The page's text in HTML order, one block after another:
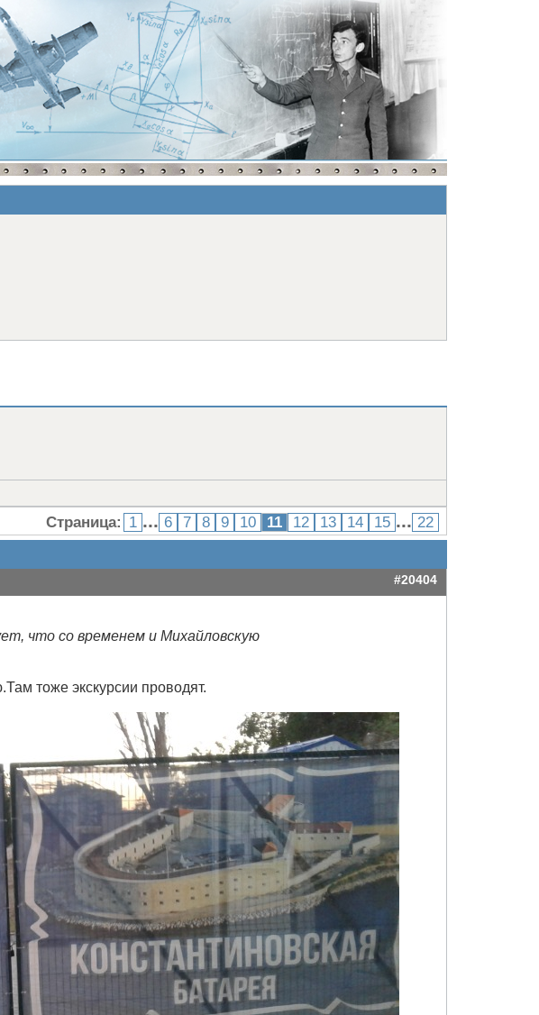
Страница: 1 ... 6 7 8 9 10 11 12 13 14 15 ... 22
#20404
что со временем и Михайловскую
тоже экскурсии проводят.